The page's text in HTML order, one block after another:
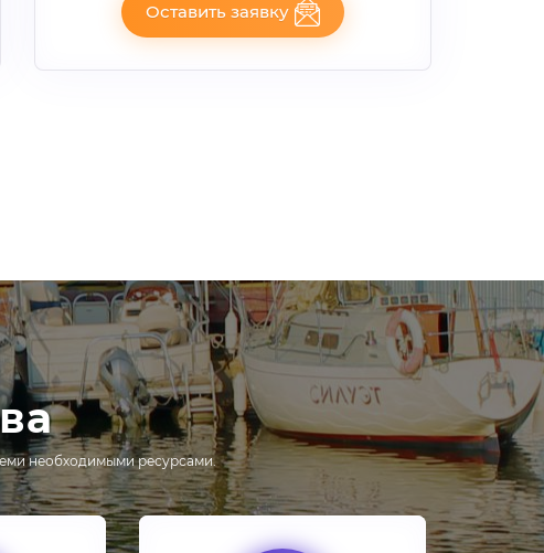
Оставить заявку
необходимыми ресурсами.